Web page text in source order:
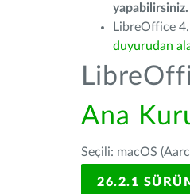
yapabilirsiniz.
LibreOffice
duyurudan
Ana
Seçili: macOS
26.2.1